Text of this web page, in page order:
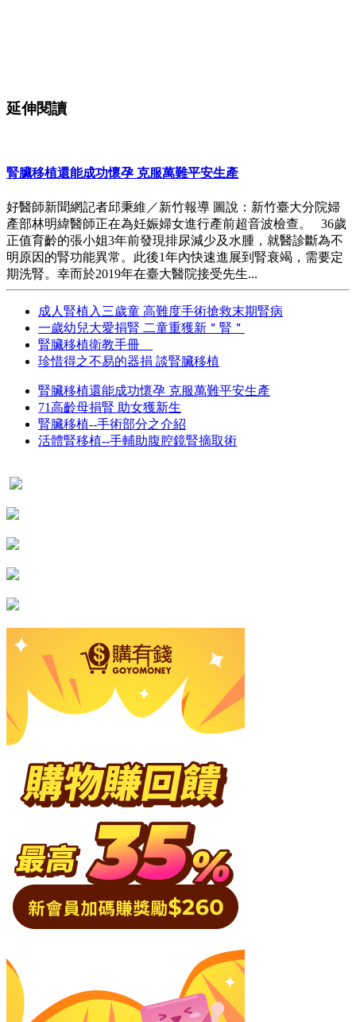
延伸閱讀
腎臟移植還能成功懷孕 克服萬難平安生產
好醫師新聞網記者邱秉維／新竹報導 圖說：新竹臺大分院婦
產部林明緯醫師正在為妊娠婦女進行產前超音波檢查。 36歲
正值育齡的張小姐3年前發現排尿減少及水腫，就醫診斷為不
明原因的腎功能異常。此後1年內快速進展到腎衰竭，需要定
期洗腎。幸而於2019年在臺大醫院接受先生...
成人腎植入三歲童 高難度手術搶救末期腎病
一歲幼兒大愛捐腎 二童重獲新＂腎＂
腎臟移植衛教手冊
珍惜得之不易的器捐 談腎臟移植
腎臟移植還能成功懷孕 克服萬難平安生產
71高齡母捐腎 助女獲新生
腎臟移植--手術部分之介紹
活體腎移植--手輔助腹腔鏡腎摘取術